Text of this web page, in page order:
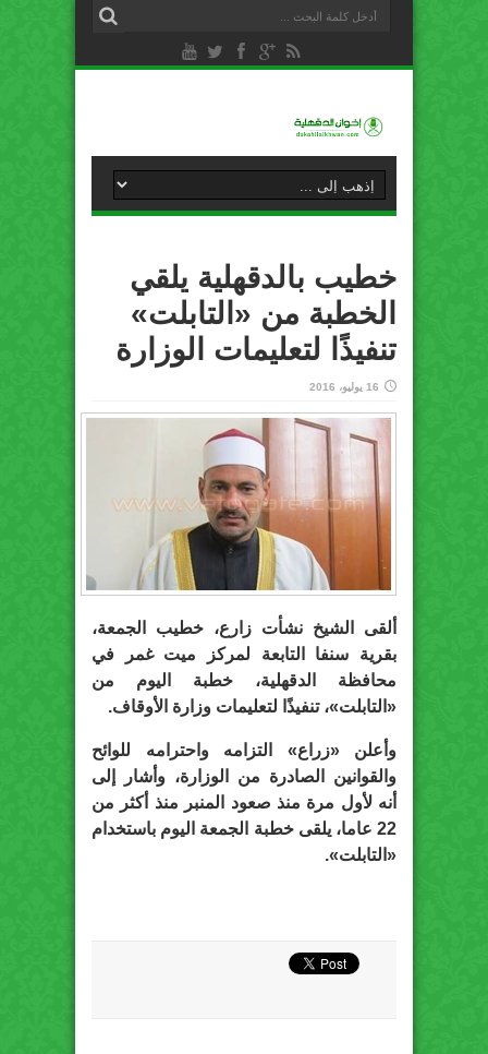
خطيب بالدقهلية يلقي
الخطبة من «التابلت»
تنفيذًا لتعليمات الوزارة
16 يوليو، 2016
ألقى الشيخ نشأت زارع، خطيب الجمعة،
بقرية سنفا التابعة لمركز ميت غمر في
محافظة الدقهلية، خطبة اليوم من
«التابلت»، تنفيذًا لتعليمات وزارة الأوقاف.
وأعلن «زراع» التزامه واحترامه للوائح
والقوانين الصادرة من الوزارة، وأشار إلى
أنه لأول مرة منذ صعود المنبر منذ أكثر من
22 عاما، يلقى خطبة الجمعة اليوم باستخدام
«التابلت».